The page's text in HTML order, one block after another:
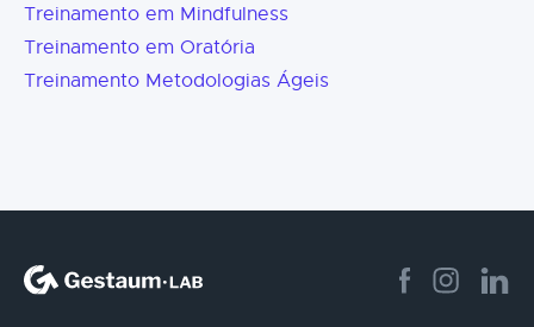
Treinamento em Mindfulness
Treinamento em Oratória
Treinamento Metodologias Ágeis